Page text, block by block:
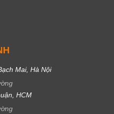
Mai, Hà Nội
HCM